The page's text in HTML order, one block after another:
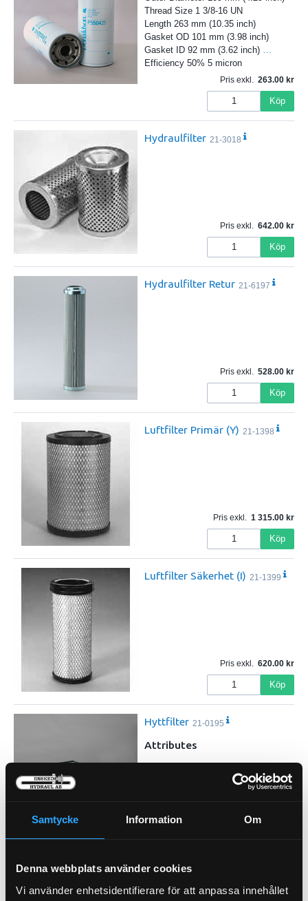
Samtycke Information Om
Denna webbplats använder cookies
Vi använder enhetsidentifierare för att anpassa innehållet
Thread Size 1 3/8-16 UN
Length 263 mm (10.35 inch)
Gasket OD 101 mm (3.98 inch)
Gasket ID 92 mm (3.62 inch)
Efficiency 50% 5 micron
Pris exkl. 263.00
Köp
Hydraulfilter 21-3018
Pris exkl. 642.00
Köp
Hydraulfilter Retur 21-6197
Pris exkl. 528.00
Köp
Luftfilter Primär (Y) 21-1398
Pris exkl. 1 315.00
Köp
Luftfilter Säkerhet (I) 21-1399
Pris exkl. 620.00
Köp
Hyttfilter 21-0195
Attributes
Length 486 mm (19.13 inch)
Width 286 mm (11.26 inch)
Efficiency 99 Percent